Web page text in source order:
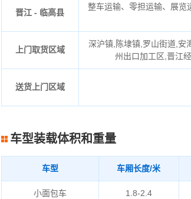
晋江 - 临高县
整车运输、零担运输、展览
上门取货区域
深沪镇,陈埭镇,罗山街道,安
州出口加工区,晋江
送货上门区域
车型装载体积和重量
车型 车厢长度/米
小面包车 1.8-2.4